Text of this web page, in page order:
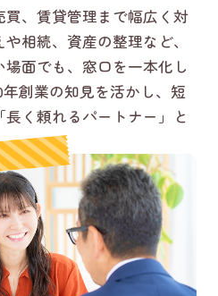
、賃貸管理まで幅広く対
相続、資産の整理など、
面でも、窓口を一本化し
創業の知見を活かし、短
く頼れるパートナー」と